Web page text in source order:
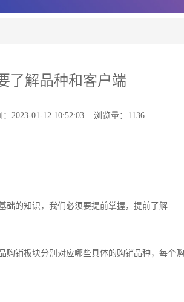
了解品种和客户端
2023-01-12 10:52:03 浏览量： 1136
础的知识，我们必须要提前掌握，提前了解
销板块分别对应哪些具体的购销品种，每个